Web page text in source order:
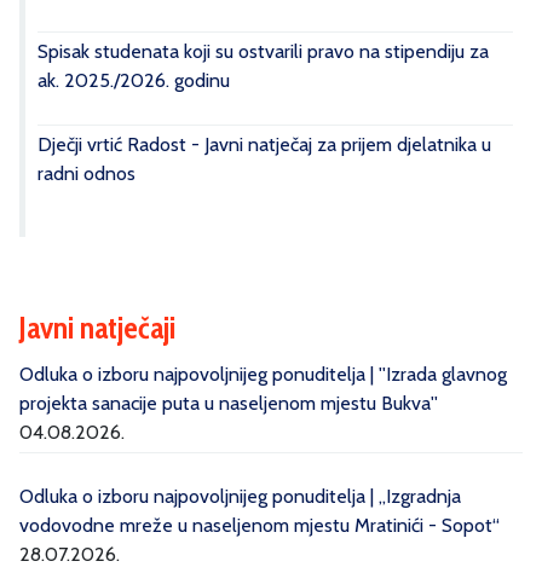
Spisak studenata koji su ostvarili pravo na stipendiju za
ak. 2025./2026. godinu
Dječji vrtić Radost - Javni natječaj za prijem djelatnika u
radni odnos
Javni natječaji
Odluka o izboru najpovoljnijeg ponuditelja | ''Izrada glavnog
projekta sanacije puta u naseljenom mjestu Bukva''
04.08.2026.
Odluka o izboru najpovoljnijeg ponuditelja | „Izgradnja
vodovodne mreže u naseljenom mjestu Mratinići - Sopot“
28.07.2026.